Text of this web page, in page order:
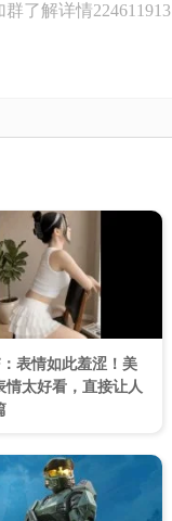
了解详情224611913
表情如此羞涩！美
情太好看，直接让人